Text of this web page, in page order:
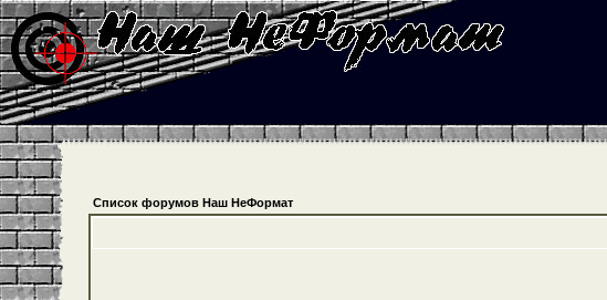
Список форумов Наш НеФормат